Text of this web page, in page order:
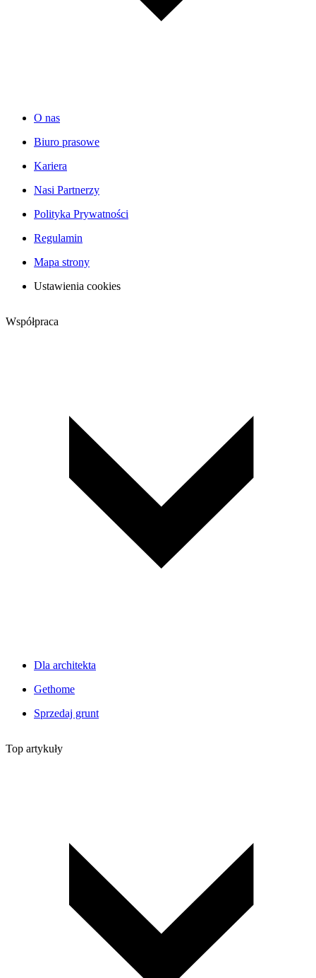
O nas
Biuro prasowe
Kariera
Nasi Partnerzy
Polityka Prywatności
Regulamin
Mapa strony
Ustawienia cookies
Współpraca
Dla architekta
Gethome
Sprzedaj grunt
Top artykuły